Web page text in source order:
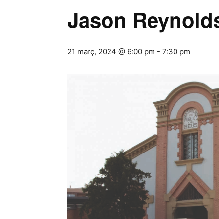
Jason
21 març, 2024 @ 6:00 pm - 7:30 pm